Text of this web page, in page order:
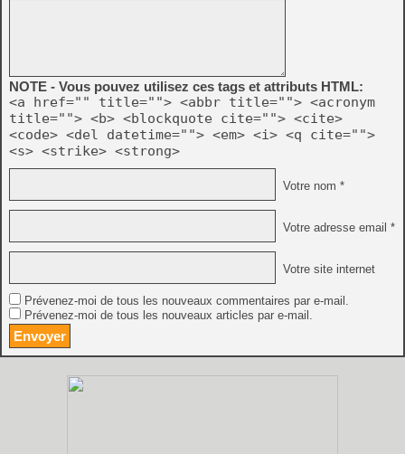
NOTE - Vous pouvez utilisez ces tags et attributs HTML:
<a href="" title=""> <abbr title=""> <acronym
title=""> <b> <blockquote cite=""> <cite>
<code> <del datetime=""> <em> <i> <q cite="">
<s> <strike> <strong>
Votre nom *
Votre adresse email *
Votre site internet
Prévenez-moi de tous les nouveaux commentaires par e-mail.
Prévenez-moi de tous les nouveaux articles par e-mail.